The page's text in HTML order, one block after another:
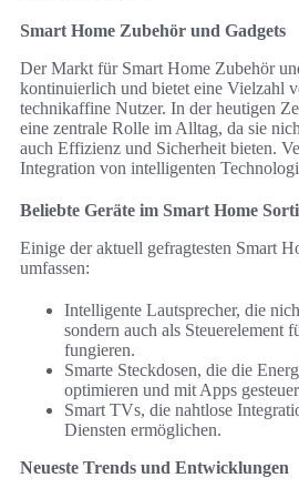
Smart Home Zubehör und Gadgets
Der Markt für Smart Home Zubehör
kontinuierlich und bietet eine Vielzahl
technikaffine Nutzer. In der heutigen
eine zentrale Rolle im Alltag, da sie
auch Effizienz und Sicherheit bieten.
Integration von intelligenten
Beliebte Geräte im Smart Home
Einige der aktuell gefragtesten Smart
umfassen:
Intelligente Lautsprecher, die
sondern auch als Steuerelement
fungieren.
Smarte Steckdosen, die die
optimieren und mit Apps
Smart TVs, die nahtlose
Diensten ermöglichen.
Neueste Trends und Entwicklungen